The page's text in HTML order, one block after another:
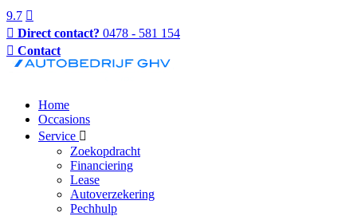
9.7
Direct contact? 0478 - 581 154
Contact
Home
Occasions
Service
Zoekopdracht
Financiering
Lease
Autoverzekering
Pechhulp